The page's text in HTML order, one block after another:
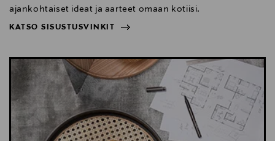
ajankohtaiset ideat ja aarteet omaan kotiisi.
KATSO SISUSTUSVINKIT
KATSO SISUSTUSVINKIT